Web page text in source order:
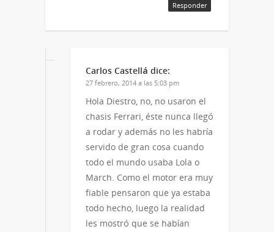
Responder
Carlos Castellá dice:
27 febrero, 2014 a las 5:03 pm
Hola Diestro, no, no usaron el
chasis Ferrari, éste nunca llegó
a rodar y además no les habría
servido de gran cosa cuando
todo el mundo usaba Lola o
March. Como el motor era muy
fiable pensaron que ya estaba
todo hecho, luego la realidad
les mostró que se habían